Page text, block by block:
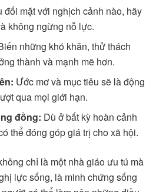
đối mặt với nghịch cảnh nào, hãy
không ngừng nỗ lực.
những khó khăn, thử thách
thành và mạnh mẽ hơn.
Ước mơ và mục tiêu sẽ là động
qua mọi giới hạn.
đồng: Dù ở bất kỳ hoàn cảnh
thể đóng góp giá trị cho xã hội.
chỉ là một nhà giáo ưu tú mà
lực sống, là minh chứng sống